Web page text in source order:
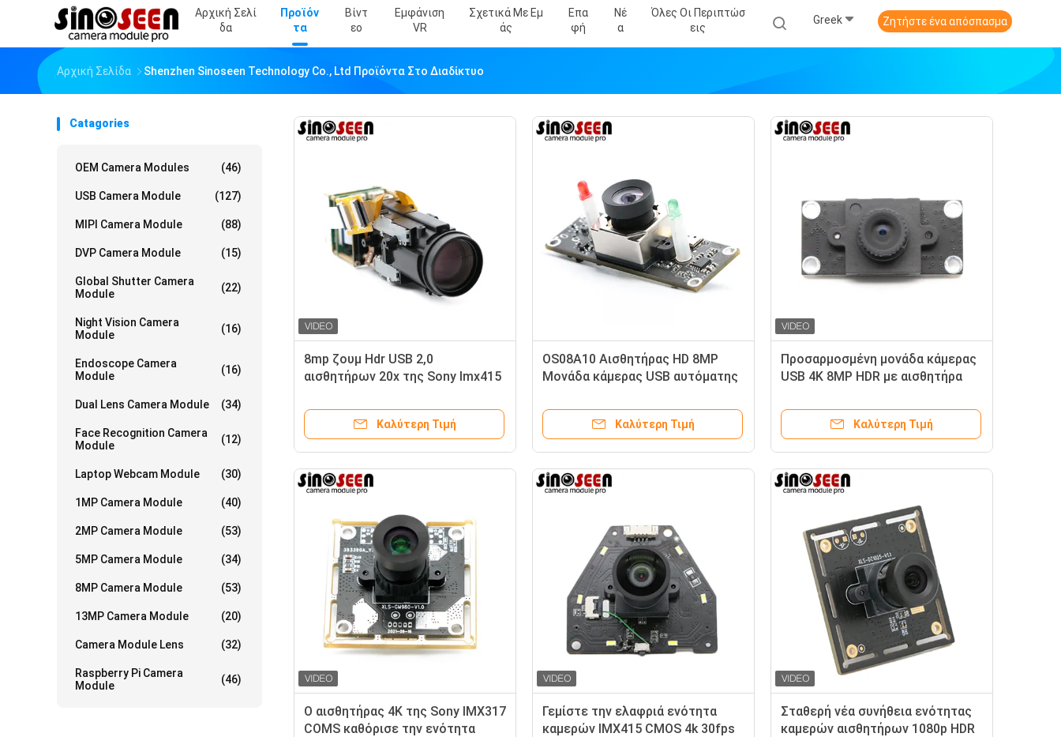
Αρχική Σελί
Δα
Προϊόν
Τα
Βίντ
Εο
Εμφάνιση
VR
Σχετικά Με Εμ
Άς
Επα
Φή
Νέ
Α
Όλες Οι Περιπτώσ
Εις
Greek Ζητήστε ένα απόσπασμα
Αρχική Σελίδα Shenzhen Sinoseen Technology Co., Ltd Προϊόντα Στο Διαδίκτυο
Catagories
OEM Camera Modules (46)
USB Camera Module (127)
MIPI Camera Module (88)
DVP Camera Module (15)
Global Shutter Camera
Module
(22)
Night Vision Camera
Module
(16)
Endoscope Camera
Module
(16)
Dual Lens Camera Module (34)
Face Recognition Camera
Module
(12)
Laptop Webcam Module (30)
1MP Camera Module (40)
2MP Camera Module (53)
5MP Camera Module (34)
8MP Camera Module (53)
13MP Camera Module (20)
Camera Module Lens (32)
Raspberry Pi Camera
Module
(46)
8mp ζουμ Hdr USB 2,0
αισθητήρων 20x της Sony Imx415
ενότητας καμερών
Καλύτερη Τιμή
OS08A10 Αισθητήρας HD 8MP
Μονάδα κάμερας USB αυτόματης
Καλύτερη Τιμή
Προσαρμοσμένη μονάδα κάμερας
USB 4K 8MP HDR με αισθητήρα
Καλύτερη Τιμή
Ο αισθητήρας 4K της Sony IMX317
COMS καθόρισε την ενότητα
Γεμίστε την ελαφριά ενότητα
καμερών IMX415 CMOS 4k 30fps
Σταθερή νέα συνήθεια ενότητας
καμερών αισθητήρων 1080p HDR